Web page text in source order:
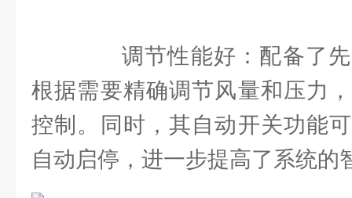
调节性能好：配备了先
根据需要精确调节风量和压力
控制。同时，其自动开关功能
自动启停，进一步提高了系统的